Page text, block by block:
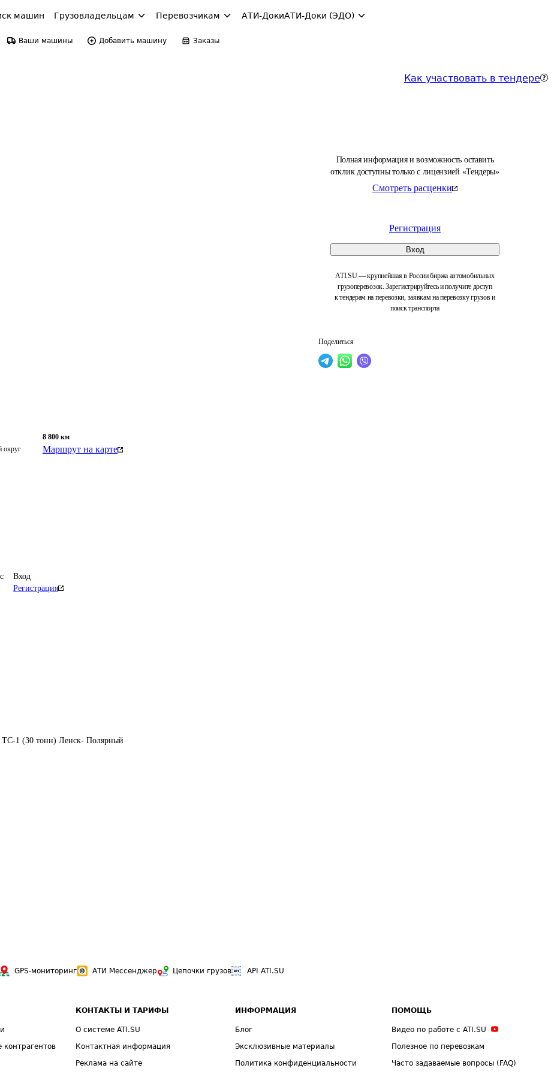
машин Грузовладельцам Перевозчикам АТИ-ДокиАТИ-Доки (ЭДО)
Ваши машины Добавить машину Заказы
Как участвовать в тендере
Полная информация и возможность оставить
отклик доступны только с лицензией «Тендеры»
Смотреть расценки
Регистрация
Вход
ATI.SU — крупнейшая в России биржа автомобильных
грузоперевозок. Зарегистрируйтесь и получите доступ
к тендерам на перевозки, заявкам на перевозку грузов и
поиск транспорта
Поделиться
округ
8 800 км
Маршрут на карте
Вход
Регистрация
ТС-1 (30 тонн) Ленск- Полярный
GPS-мониторинг АТИ Мессенджер Цепочки грузов API ATI.SU
контрагентов
КОНТАКТЫ И ТАРИФЫ
О системе ATI.SU
Контактная информация
Реклама на сайте
ИНФОРМАЦИЯ
Блог
Эксклюзивные материалы
Политика конфиденциальности
ПОМОЩЬ
Видео по работе с ATI.SU
Полезное по перевозкам
Часто задаваемые вопросы (FAQ)